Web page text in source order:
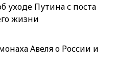
уходе Путина с поста
жизни
Авеля о России и